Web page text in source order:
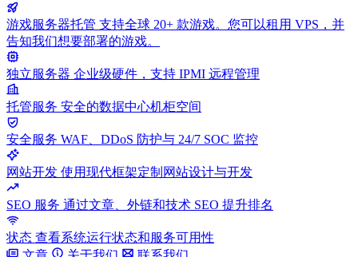
游戏服务器托管 支持全球 20+ 款游戏。您可以租用 VPS，并
告知我们想要部署的游戏。
独立服务器 企业级硬件，支持 IPMI 远程管理
托管服务 安全的数据中心机柜空间
安全服务 WAF、DDoS 防护与 24/7 SOC 监控
网站开发 使用现代框架定制网站设计与开发
SEO 服务 通过文章、外链和技术 SEO 提升排名
状态 查看系统运行状态和服务可用性